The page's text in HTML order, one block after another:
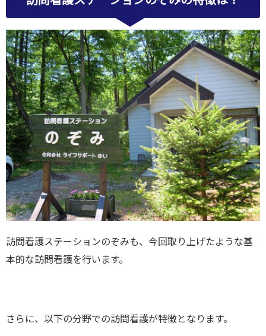
訪問看護ステーションのぞみも、今回取り上げたような基
本的な訪問看護を行います。
さらに、以下の分野での訪問看護が特徴となります。